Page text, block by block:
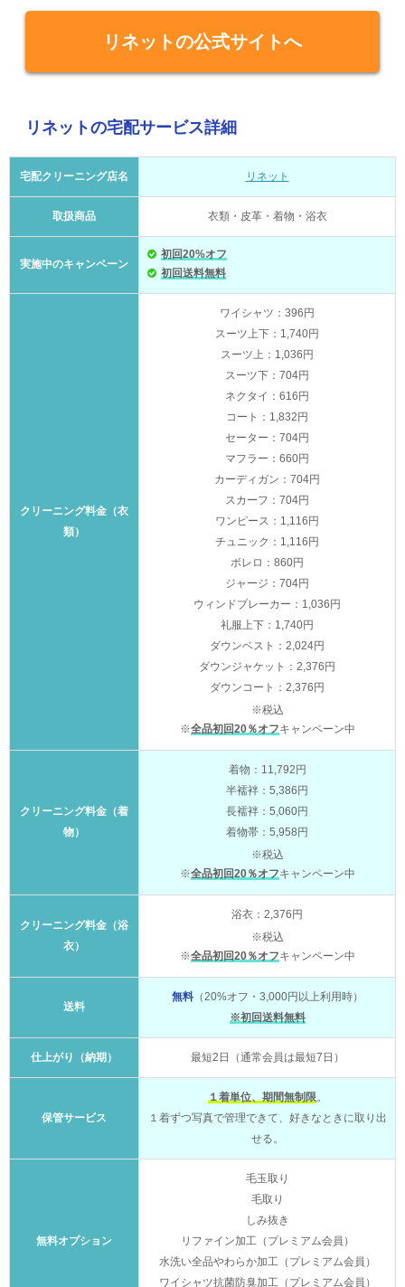
リネットの公式サイトへ
リネットの宅配サービス詳細
宅配クリーニング店名 リネット
取扱商品 衣類・皮革・着物・浴衣
実施中のキャンペーン
初回20%オフ
初回送料無料
クリーニング料金（衣
類）
ワイシャツ：396円
スーツ上下：1,740円
スーツ上：1,036円
スーツ下：704円
ネクタイ：616円
コート：1,832円
セーター：704円
マフラー：660円
カーディガン：704円
スカーフ：704円
ワンピース：1,116円
チュニック：1,116円
ボレロ：860円
ジャージ：704円
ウィンドブレーカー：1,036円
礼服上下：1,740円
ダウンベスト：2,024円
ダウンジャケット：2,376円
ダウンコート：2,376円
※税込
※全品初回20％オフキャンペーン中
クリーニング料金（着
物）
着物：11,792円
半襦袢：5,386円
長襦袢：5,060円
着物帯：5,958円
※税込
※全品初回20％オフキャンペーン中
クリーニング料金（浴
衣）
浴衣：2,376円
※税込
※全品初回20％オフキャンペーン中
送料
無料（20%オフ・3,000円以上利用時）
※初回送料無料
仕上がり（納期） 最短2日（通常会員は最短7日）
保管サービス
１着単位、期間無制限。
１着ずつ写真で管理できて、好きなときに取り出
せる。
無料オプション
毛玉取り
毛取り
しみ抜き
リファイン加工（プレミアム会員）
水洗い全品やわらか加工（プレミアム会員）
ワイシャツ抗菌防臭加工（プレミアム会員）